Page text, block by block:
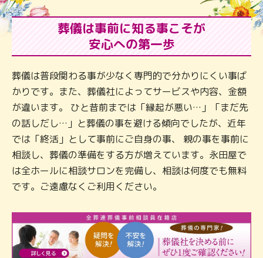
葬儀は事前に知る事こそが
安心への第一歩
葬儀は普段関わる事が少なく専門的で分かりにくい事ば
かりです。また、葬儀社によってサービスや内容、金額
が違います。 ひと昔前までは「縁起が悪い…」「まだ先
の話しだし…」と葬儀の事を避ける傾向でしたが、近年
では「終活」として事前にご自身の事、 親の事を事前に
相談し、葬儀の準備をする方が増えています。永田屋で
は全ホールに相談サロンを完備し、相談は何度でも無料
です。ご遠慮なくご利用ください。